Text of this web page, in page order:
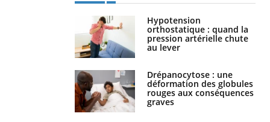
Hypotension
orthostatique : quand la
pression artérielle chute
au lever
Drépanocytose : une
déformation des globules
rouges aux conséquences
graves